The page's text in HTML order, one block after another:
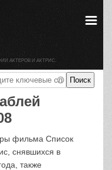
фильма Список
снявшихся в
также
АКТЕРОВ И АКТРИС.